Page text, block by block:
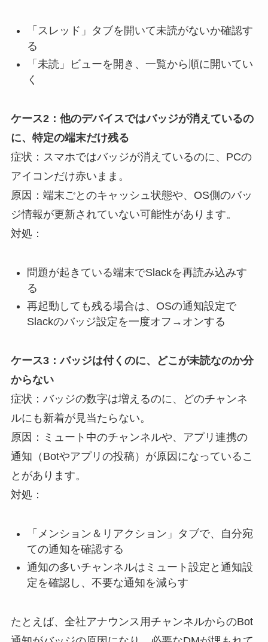
「スレッド」タブを開いて未読がないか確認す
る
「未読」ビューを開き、一覧から順に開いてい
く
ケース2：他のデバイスではバッジが消えているの
に、特定の端末だけ残る
症状：スマホではバッジが消えているのに、PCの
アイコンだけ赤いまま。
原因：端末ごとのキャッシュ状態や、OS側のバッ
ジ情報が更新されていない可能性があります。
対処：
問題が起きている端末でSlackを再読み込みす
る
再起動しても残る場合は、OSの通知設定で
Slackのバッジ設定を一度オフ→オンする
ケース3：バッジは付くのに、どこが未読なのか分
からない
症状：バッジの数字は増えるのに、どのチャンネ
ルにも新着が見当たらない。
原因：ミュート中のチャンネルや、アプリ連携の
通知（Botやアプリの投稿）が原因になっているこ
とがあります。
対処：
「メンション＆リアクション」タブで、自分宛
ての通知を確認する
通知の多いチャンネルはミュート設定と通知設
定を確認し、不要な通知を減らす
たとえば、全社アナウンス用チャンネルからのBot